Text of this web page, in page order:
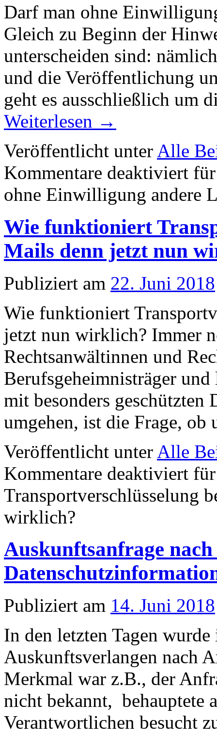
Darf man ohne
Gleich zu Beginn der
unterscheiden sind:
und die Veröffentlichung
geht es ausschließlich um
Weiterlesen →
Veröffentlicht unter Alle
Kommentare deaktiviert
ohne Einwilligung andere
Wie funktioniert
Mails denn jetzt nun
Publiziert am 22. Juni 2018
Wie funktioniert
jetzt nun wirklich? Immer
Rechtsanwältinnen und
Berufsgeheimnisträger
mit besonders geschützten
umgehen, ist die Frage,
Veröffentlicht unter Alle
Kommentare deaktiviert
Transportverschlüsselung
wirklich?
Auskunftsanfrage
Publiziert am 14. Juni 2018
In den letzten Tagen
Auskunftsverlangen nach
Merkmal war z.B., der
nicht bekannt, behauptete
Verantwortlichen besucht